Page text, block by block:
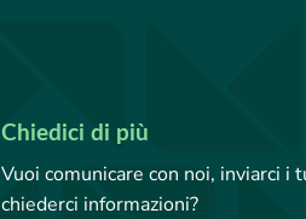
Chiedici di più
Vuoi comunicare con noi, inviarci
chiederci informazioni?